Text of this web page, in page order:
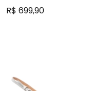
Confortável - 303D.10715
R$ 699,90